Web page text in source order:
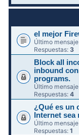
el mejor
Último
Respuestas:3
Block all
inbound
programs.
Último
Respuestas:4
¿Qué es un
Internet sea
Último
Respuestas:1